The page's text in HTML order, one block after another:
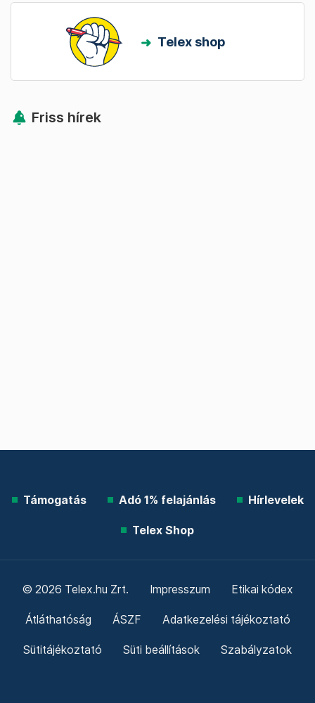
Telex shop
Friss hírek
Támogatás Adó 1% felajánlás Hírlevelek
Telex Shop
© 2026 Telex.hu Zrt. Impresszum Etikai kódex
Átláthatóság ÁSZF Adatkezelési tájékoztató
Sütitájékoztató Süti beállítások Szabályzatok